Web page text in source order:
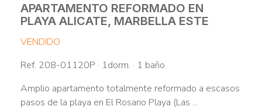
APARTAMENTO REFORMADO EN
PLAYA ALICATE, MARBELLA ESTE
VENDIDO
Ref. 208-01120P · 1dorm. · 1 baño
Amplio apartamento totalmente reformado a escasos
pasos de la playa en El Rosario Playa (Las ...